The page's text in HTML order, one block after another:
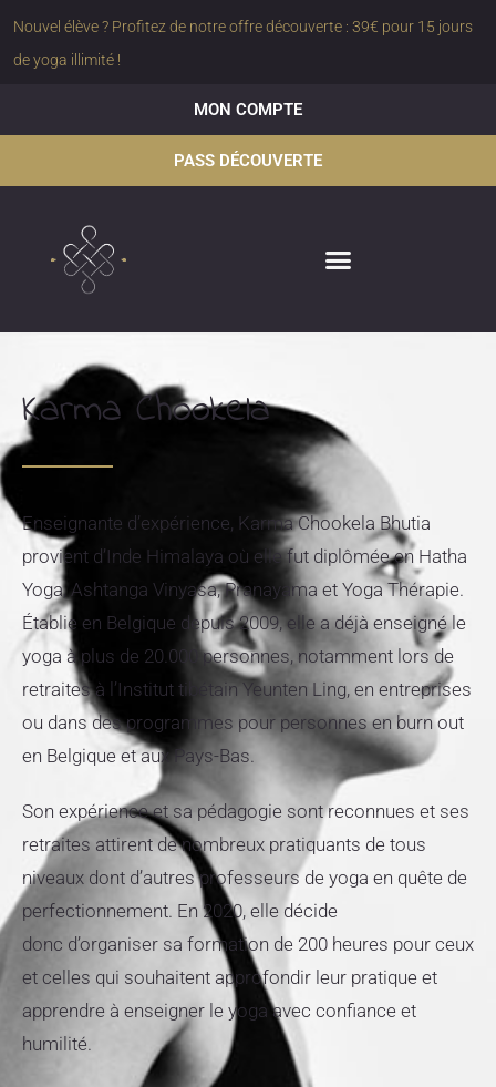
Nouvel élève ? Profitez de notre offre découverte : 39€ pour 15 jours
de yoga illimité !
MON COMPTE
PASS DÉCOUVERTE
Karma Chookela
Enseignante d’expérience, Karma Chookela Bhutia
provient d’Inde Himalaya où elle fut diplômée en Hatha
Yoga, Ashtanga Vinyasa, Pranayama et Yoga Thérapie.
Établie en Belgique depuis 2009, elle a déjà enseigné le
yoga à plus de 20.000 personnes, notamment lors de
retraites à l’Institut tibétain Yeunten Ling, en entreprises
ou dans des programmes pour personnes en burn out
en Belgique et aux Pays-Bas.
Son expérience et sa pédagogie sont reconnues et ses
retraites attirent de nombreux pratiquants de tous
niveaux dont d’autres professeurs de yoga en quête de
perfectionnement. En 2020, elle décide
donc d’organiser sa formation de 200 heures pour ceux
et celles qui souhaitent approfondir leur pratique et
apprendre à enseigner le yoga avec confiance et
humilité.